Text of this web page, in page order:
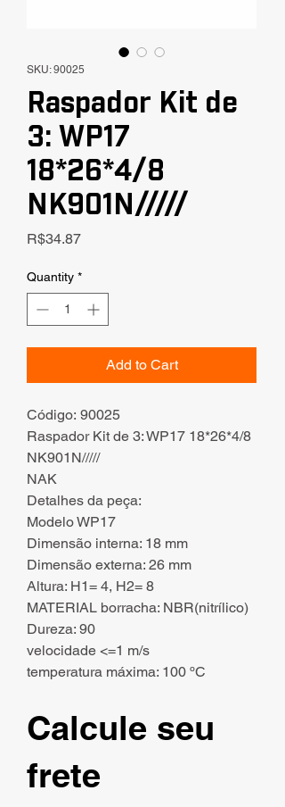
SKU: 90025
Raspador Kit de
3: WP17
18*26*4/8
NK901N/////
R$34.87Price
Quantity *
Add to Cart
Código: 90025
Raspador Kit de 3: WP17 18*26*4/8
NK901N/////
NAK
Detalhes da peça:
Modelo WP17
Dimensão interna: 18 mm
Dimensão externa: 26 mm
Altura: H1= 4, H2= 8
MATERIAL borracha: NBR(nitrílico)
Dureza: 90
velocidade <=1 m/s
temperatura máxima: 100 ºC
Calcule seu
frete